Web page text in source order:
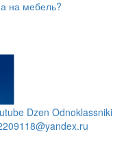
на мебель?
Dzen Odnoklassniki